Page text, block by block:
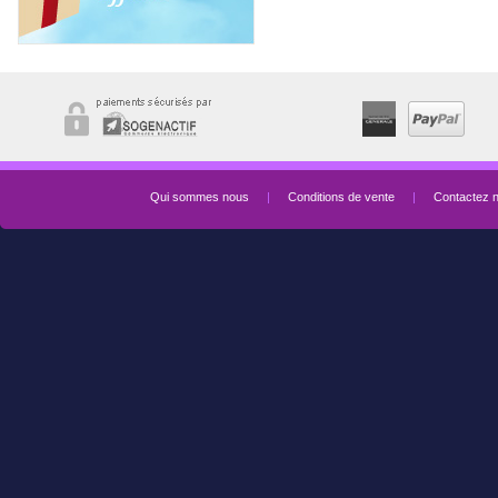
Qui sommes nous | Conditions de vente | Contactez